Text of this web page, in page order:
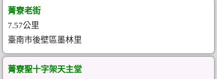
菁寮老街
7.57公里
臺南市後壁區墨林里
菁寮聖十字架天主堂